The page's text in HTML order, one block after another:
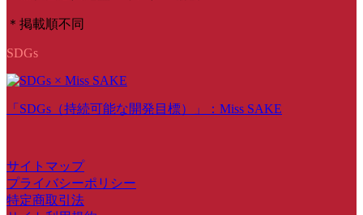
＊掲載順不同
SDGs
「SDGs（持続可能な開発目標）」：Miss SAKE
サイトマップ
プライバシーポリシー
特定商取引法